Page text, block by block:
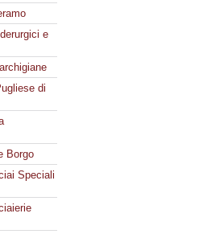
e
di
Borgo
Speciali